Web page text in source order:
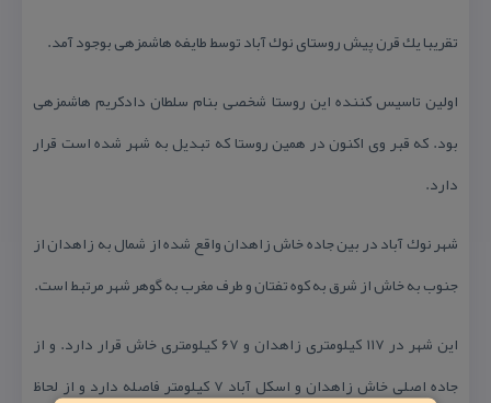
تقریبا یك قرن پیش روستای نوك آباد توسط طایفه هاشمزهی بوجود آمد.
اولین تاسیس كننده این روستا شخصی بنام سلطان دادكریم هاشمزهی
بود. كه قبر وی اكنون در همین روستا كه تبدیل به شهر شده است قرار
دارد.
شهر نوك آباد در بین جاده خاش زاهدان واقع شده از شمال به زاهدان از
جنوب به خاش از شرق به كوه تفتان و طرف مغرب به گوهر شهر مرتبط است.
این شهر در ۱۱۷ كیلومتری زاهدان و ۶۷ كیلومتری خاش قرار دارد. و از
جاده اصلی خاش زاهدان و اسكل آباد ۷ كیلومتر فاصله دارد و از لحاظ